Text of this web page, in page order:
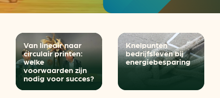
Van lineair naar
circulair printen:
welke
voorwaarden zijn
nodig voor succes?
Knelpunten
bedrijfsleven bij
energiebesparing